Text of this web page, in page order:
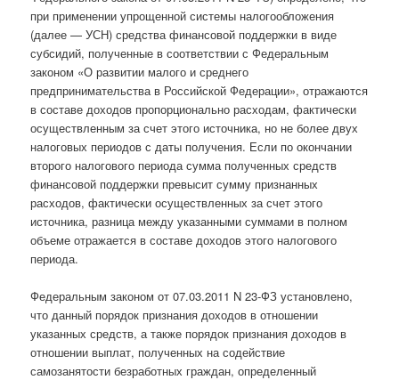
при применении упрощенной системы налогообложения
(далее — УСН) средства финансовой поддержки в виде
субсидий, полученные в соответствии с Федеральным
законом «О развитии малого и среднего
предпринимательства в Российской Федерации», отражаются
в составе доходов пропорционально расходам, фактически
осуществленным за счет этого источника, но не более двух
налоговых периодов с даты получения. Если по окончании
второго налогового периода сумма полученных средств
финансовой поддержки превысит сумму признанных
расходов, фактически осуществленных за счет этого
источника, разница между указанными суммами в полном
объеме отражается в составе доходов этого налогового
периода.
Федеральным законом от 07.03.2011 N 23-ФЗ установлено,
что данный порядок признания доходов в отношении
указанных средств, а также порядок признания доходов в
отношении выплат, полученных на содействие
самозанятости безработных граждан, определенный